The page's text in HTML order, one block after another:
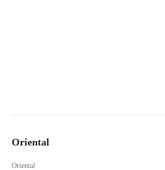
Oriental
Oriental